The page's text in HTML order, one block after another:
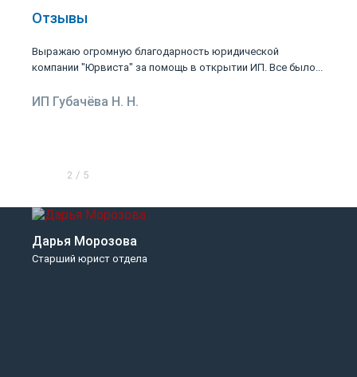
Отзывы
Выражаю огромную благодарность юридической
компании "Юрвиста" за помощь в открытии ИП. Все было...
ИП Губачёва Н. Н.
2 / 5
Дарья Морозова
Старший юрист отдела